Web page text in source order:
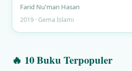
Farid Nu'man Hasan
2019 · Gema Islami
🔥 10 Buku Terpopuler